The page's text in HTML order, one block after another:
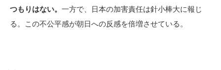
つもりはない。 一方で、日本の加害責任は針小棒大に報じ
る。この不公平感が朝日への反感を倍増させている。